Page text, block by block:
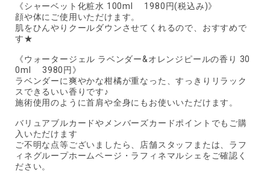
《シャーベット化粧水 100ml 1980円(税込み)》
顔や体にご使用いただけます。
肌をひんやりクールダウンさせてくれるので、おすすめで
す★
《ウォータージェル ラベンダー&オレンジピールの香り 30
0ml 3980円》
ラベンダーに爽やかな柑橘が重なった、すっきりリラック
スできるいい香りです♪
施術使用のように首肩や全身にもお使いいただけます。
バリュアブルカードやメンバーズカードポイントでもご購
入いただけます
ご不明な点等ございましたら、店舗スタッフまたは、ラフ
ィネグループホームページ・ラフィネマルシェをご確認く
ださい。